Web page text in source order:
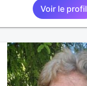
Voir le profil